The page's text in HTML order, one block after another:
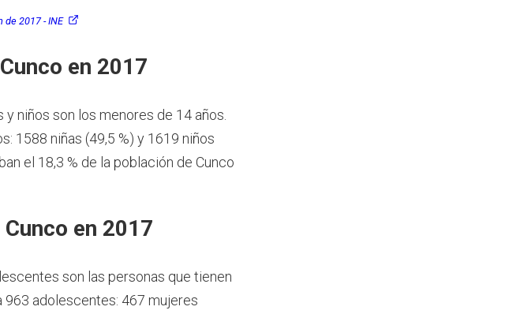
de 2017 - INE
en 2017
y niños son los menores de 14 años.
1588 niñas (49,5 %) y 1619 niños
el 18,3 % de la población de Cunco
en 2017
son las personas que tienen
963 adolescentes: 467 mujeres